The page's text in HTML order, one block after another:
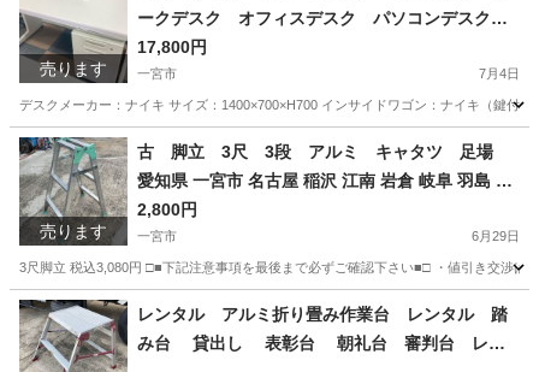
売ります
ークデスク オフィスデスク パソコンデスク
事務机 インサイドワゴン サイドワゴン サイ
ドキャビネット 3段キャビネット ホワイト セ
ット品 1400×700×H700 愛知 一宮市 江南
市 稲沢市 名古屋 岐阜 各務ヶ原 岐南町
羽島 三重 グッドプライス一宮
17,800円
一宮市 7月4日
デスクメーカー：ナイキ サイズ：1400×700×H700 インサイドワゴン：ナイキ（鍵
愛知 一宮市 オフィス用家具 デスク
売ります
古 脚立 3尺 3段 アルミ キャタツ 足場
愛知県 一宮市 名古屋 稲沢 江南 岩倉 岐阜 羽島 各
務ヶ原 三重 愛知 グッドプライス一宮
2,800円
一宮市 6月29日
3尺脚立 税込3,080円 □■下記注意事項を最後まで必ずご確認下さい■□ ・値引き交渉
愛知 一宮市 その他
レンタル アルミ折り畳み作業台 レンタル 踏
み台 貸出し 表彰台 朝礼台 審判台 レン